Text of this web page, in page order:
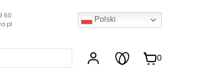
60
Polski
0